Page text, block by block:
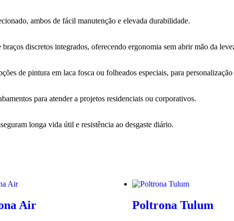
ambos de fácil manutenção e elevada durabilidade.
discretos integrados, oferecendo ergonomia sem abrir mão da
de pintura em laca fosca ou folheados especiais, para
para atender a projetos residenciais ou corporativos.
longa vida útil e resistência ao desgaste diário.
Air Poltrona Tulum